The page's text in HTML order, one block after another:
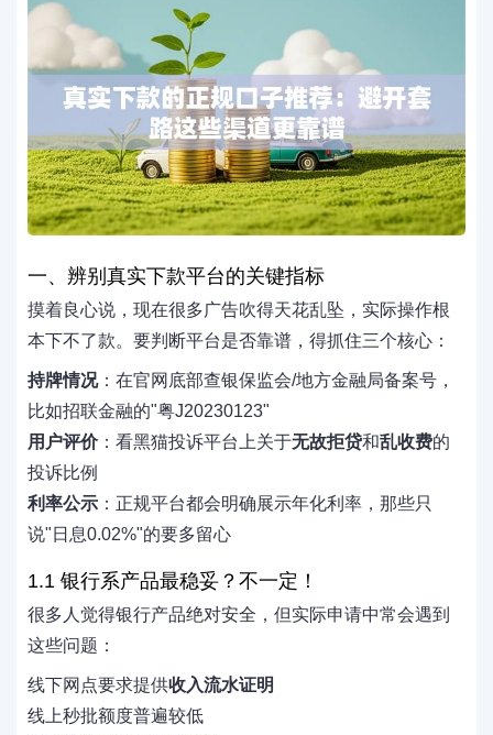
一、辨别真实下款平台的关键指标
摸着良心说，现在很多广告吹得天花乱坠，实际操作根
本下不了款。要判断平台是否靠谱，得抓住三个核心：
持牌情况：在官网底部查银保监会/地方金融局备案号，
比如招联金融的"粤J20230123"
用户评价：看黑猫投诉平台上关于无故拒贷和乱收费的
投诉比例
利率公示 ：正规平台都会明确展示年化利率，那些只
说"日息0.02%"的要多留心
1.1 银行系产品最稳妥？不一定！
很多人觉得银行产品绝对安全，但实际申请中常会遇到
这些问题：
线下网点要求提供收入流水证明
线上秒批额度普遍较低